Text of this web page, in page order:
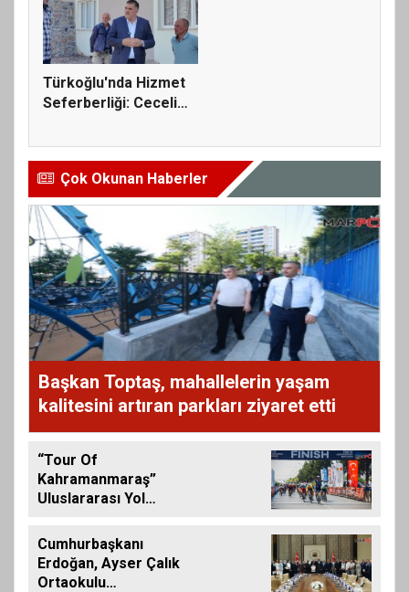
Türkoğlu'nda Hizmet
Seferberliği: Ceceli
Çok Okunan Haberler
Başkan Toptaş, mahallelerin yaşam
kalitesini artıran parkları ziyaret etti
“Tour Of
Kahramanmaraş”
Uluslararası Yol
Tamamlandı
Cumhurbaşkanı
Erdoğan, Ayser Çalık
Ortaokulu